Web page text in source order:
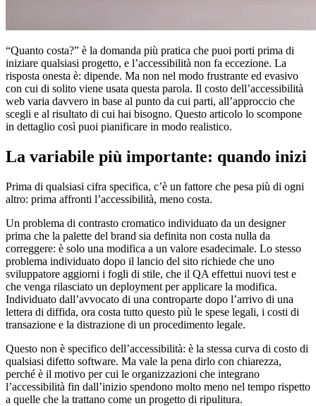
“Quanto costa?” è la domanda più pratica che puoi porti prima di
iniziare qualsiasi progetto, e l’accessibilità non fa eccezione. La
risposta onesta è: dipende. Ma non nel modo frustrante ed evasivo
con cui di solito viene usata questa parola. Il costo dell’accessibilità
web varia davvero in base al punto da cui parti, all’approccio che
scegli e al risultato di cui hai bisogno. Questo articolo lo scompone
in dettaglio così puoi pianificare in modo realistico.
La variabile più importante: quando inizi
Prima di qualsiasi cifra specifica, c’è un fattore che pesa più di ogni
altro: prima affronti l’accessibilità, meno costa.
Un problema di contrasto cromatico individuato da un designer
prima che la palette del brand sia definita non costa nulla da
correggere: è solo una modifica a un valore esadecimale. Lo stesso
problema individuato dopo il lancio del sito richiede che uno
sviluppatore aggiorni i fogli di stile, che il QA effettui nuovi test e
che venga rilasciato un deployment per applicare la modifica.
Individuato dall’avvocato di una controparte dopo l’arrivo di una
lettera di diffida, ora costa tutto questo più le spese legali, i costi di
transazione e la distrazione di un procedimento legale.
Questo non è specifico dell’accessibilità: è la stessa curva di costo di
qualsiasi difetto software. Ma vale la pena dirlo con chiarezza,
perché è il motivo per cui le organizzazioni che integrano
l’accessibilità fin dall’inizio spendono molto meno nel tempo rispetto
a quelle che la trattano come un progetto di ripulitura.